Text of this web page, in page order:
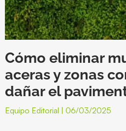
Cómo eliminar
aceras y zonas
dañar el
Equipo Editorial 06/03/2025